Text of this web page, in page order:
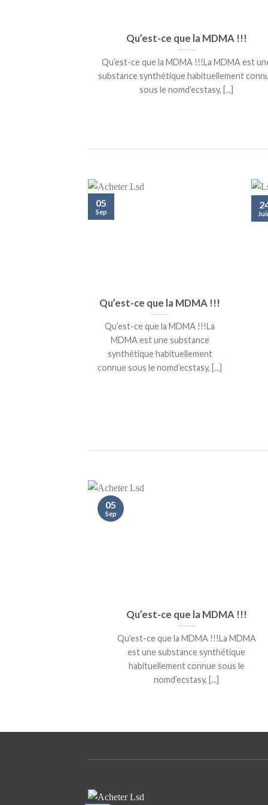
Qu’est-ce que la MDMA !!!
Qu’est-ce que la MDMA !!!La MDMA est
substance synthétique habituellement
sous le nomd’ecstasy, [...]
Qu’est-ce que la MDMA !!!
Qu’est-ce que la MDMA !!!La
MDMA est une substance
synthétique habituellement
connue sous le nomd’ecstasy, [...]
05
Sep
Qu’est-ce que la MDMA !!!
Qu’est-ce que la MDMA !!!La MDMA
est une substance synthétique
habituellement connue sous le
nomd’ecstasy, [...]
05
Sep